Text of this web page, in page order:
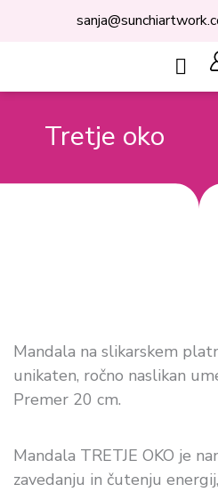
Tretje oko
Mandala na slikarskem
unikaten, ročno naslikan
Premer 20 cm.
Mandala TRETJE OKO je
zavedanju in čutenju